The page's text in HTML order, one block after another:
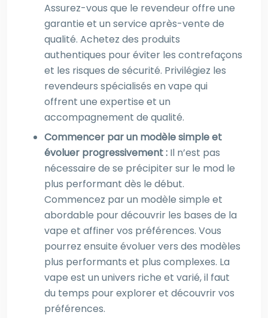
Assurez-vous que le revendeur offre une
garantie et un service après-vente de
qualité. Achetez des produits
authentiques pour éviter les contrefaçons
et les risques de sécurité. Privilégiez les
revendeurs spécialisés en vape qui
offrent une expertise et un
accompagnement de qualité.
Commencer par un modèle simple et
évoluer progressivement : Il n’est pas
nécessaire de se précipiter sur le mod le
plus performant dès le début.
Commencez par un modèle simple et
abordable pour découvrir les bases de la
vape et affiner vos préférences. Vous
pourrez ensuite évoluer vers des modèles
plus performants et plus complexes. La
vape est un univers riche et varié, il faut
du temps pour explorer et découvrir vos
préférences.